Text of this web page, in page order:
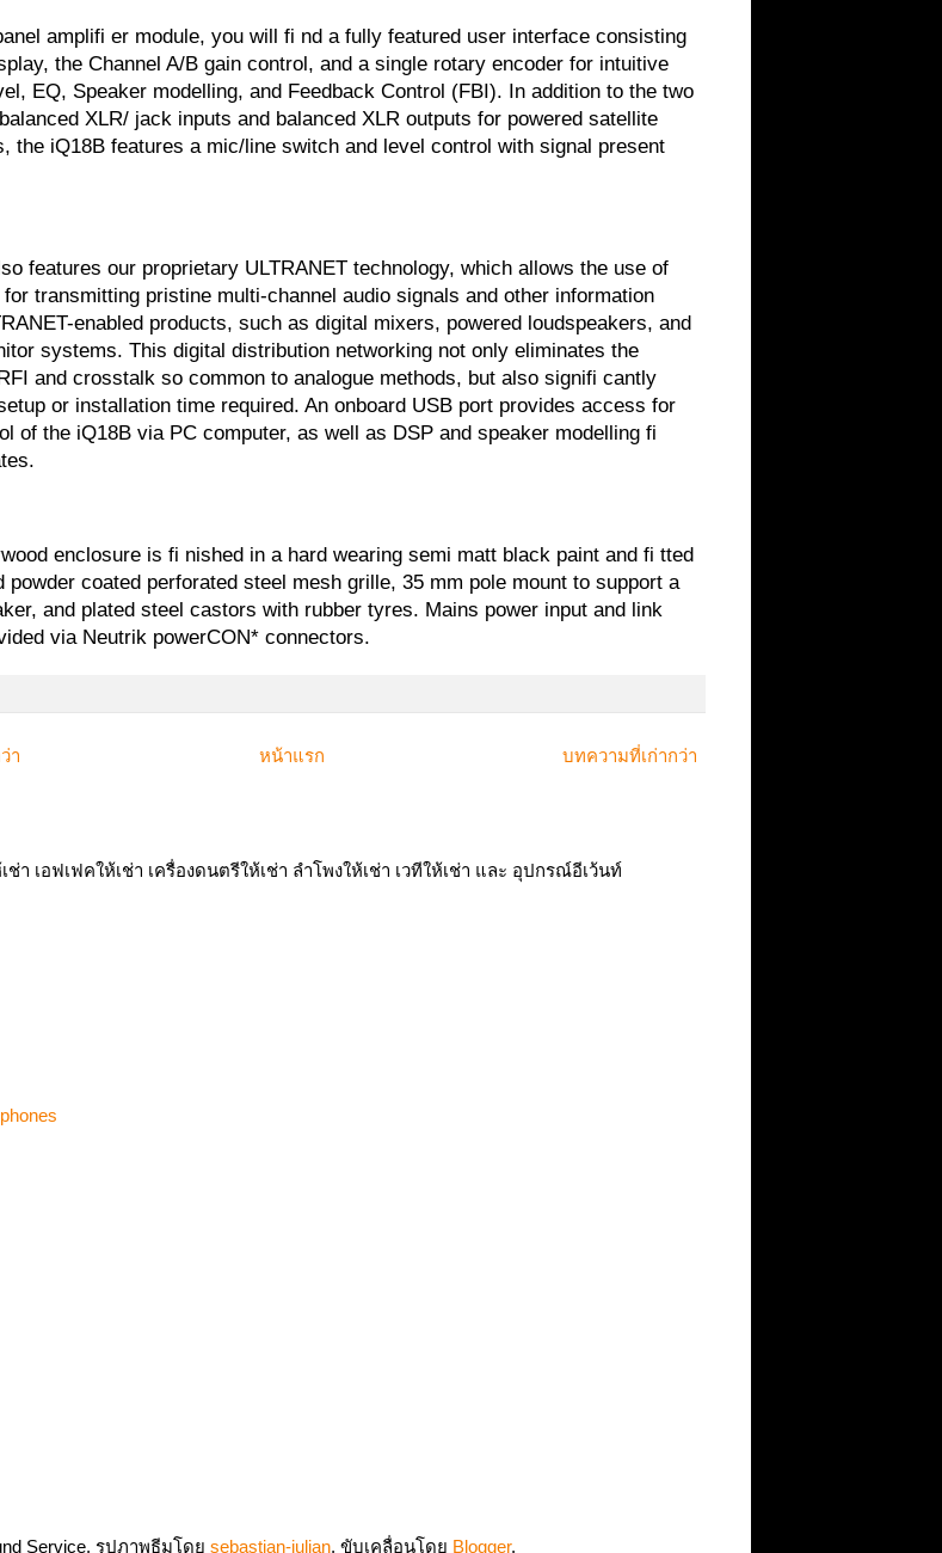
amplifi er module, you will fi nd a fully featured user interface consisting
the Channel A/B gain control, and a single rotary encoder for intuitive
EQ, Speaker modelling, and Feedback Control (FBI). In addition to the two
XLR/ jack inputs and balanced XLR outputs for powered satellite
the iQ18B features a mic/line switch and level control with signal present
features our proprietary ULTRANET technology, which allows the use of
for transmitting pristine multi-channel audio signals and other information
enabled products, such as digital mixers, powered loudspeakers, and
systems. This digital distribution networking not only eliminates the
and crosstalk so common to analogue methods, but also signifi cantly
or installation time required. An onboard USB port provides access for
of the iQ18B via PC computer, as well as DSP and speaker modelling fi
enclosure is fi nished in a hard wearing semi matt black paint and fi tted
powder coated perforated steel mesh grille, 35 mm pole mount to support a
and plated steel castors with rubber tyres. Mains power input and link
via Neutrik powerCON* connectors.
า บทความที่เก่ากว่า
หน้าแรก
ช่า เอฟเฟคให้เช่า เครื่องดนตรีให้เช่า ลำโพงให้เช่า เวทีให้เช่า และ อุปกรณ์อีเว้นท์
Service. รูปภาพธีมโดย sebastian-julian. ขับเคลื่อนโดย Blogger.